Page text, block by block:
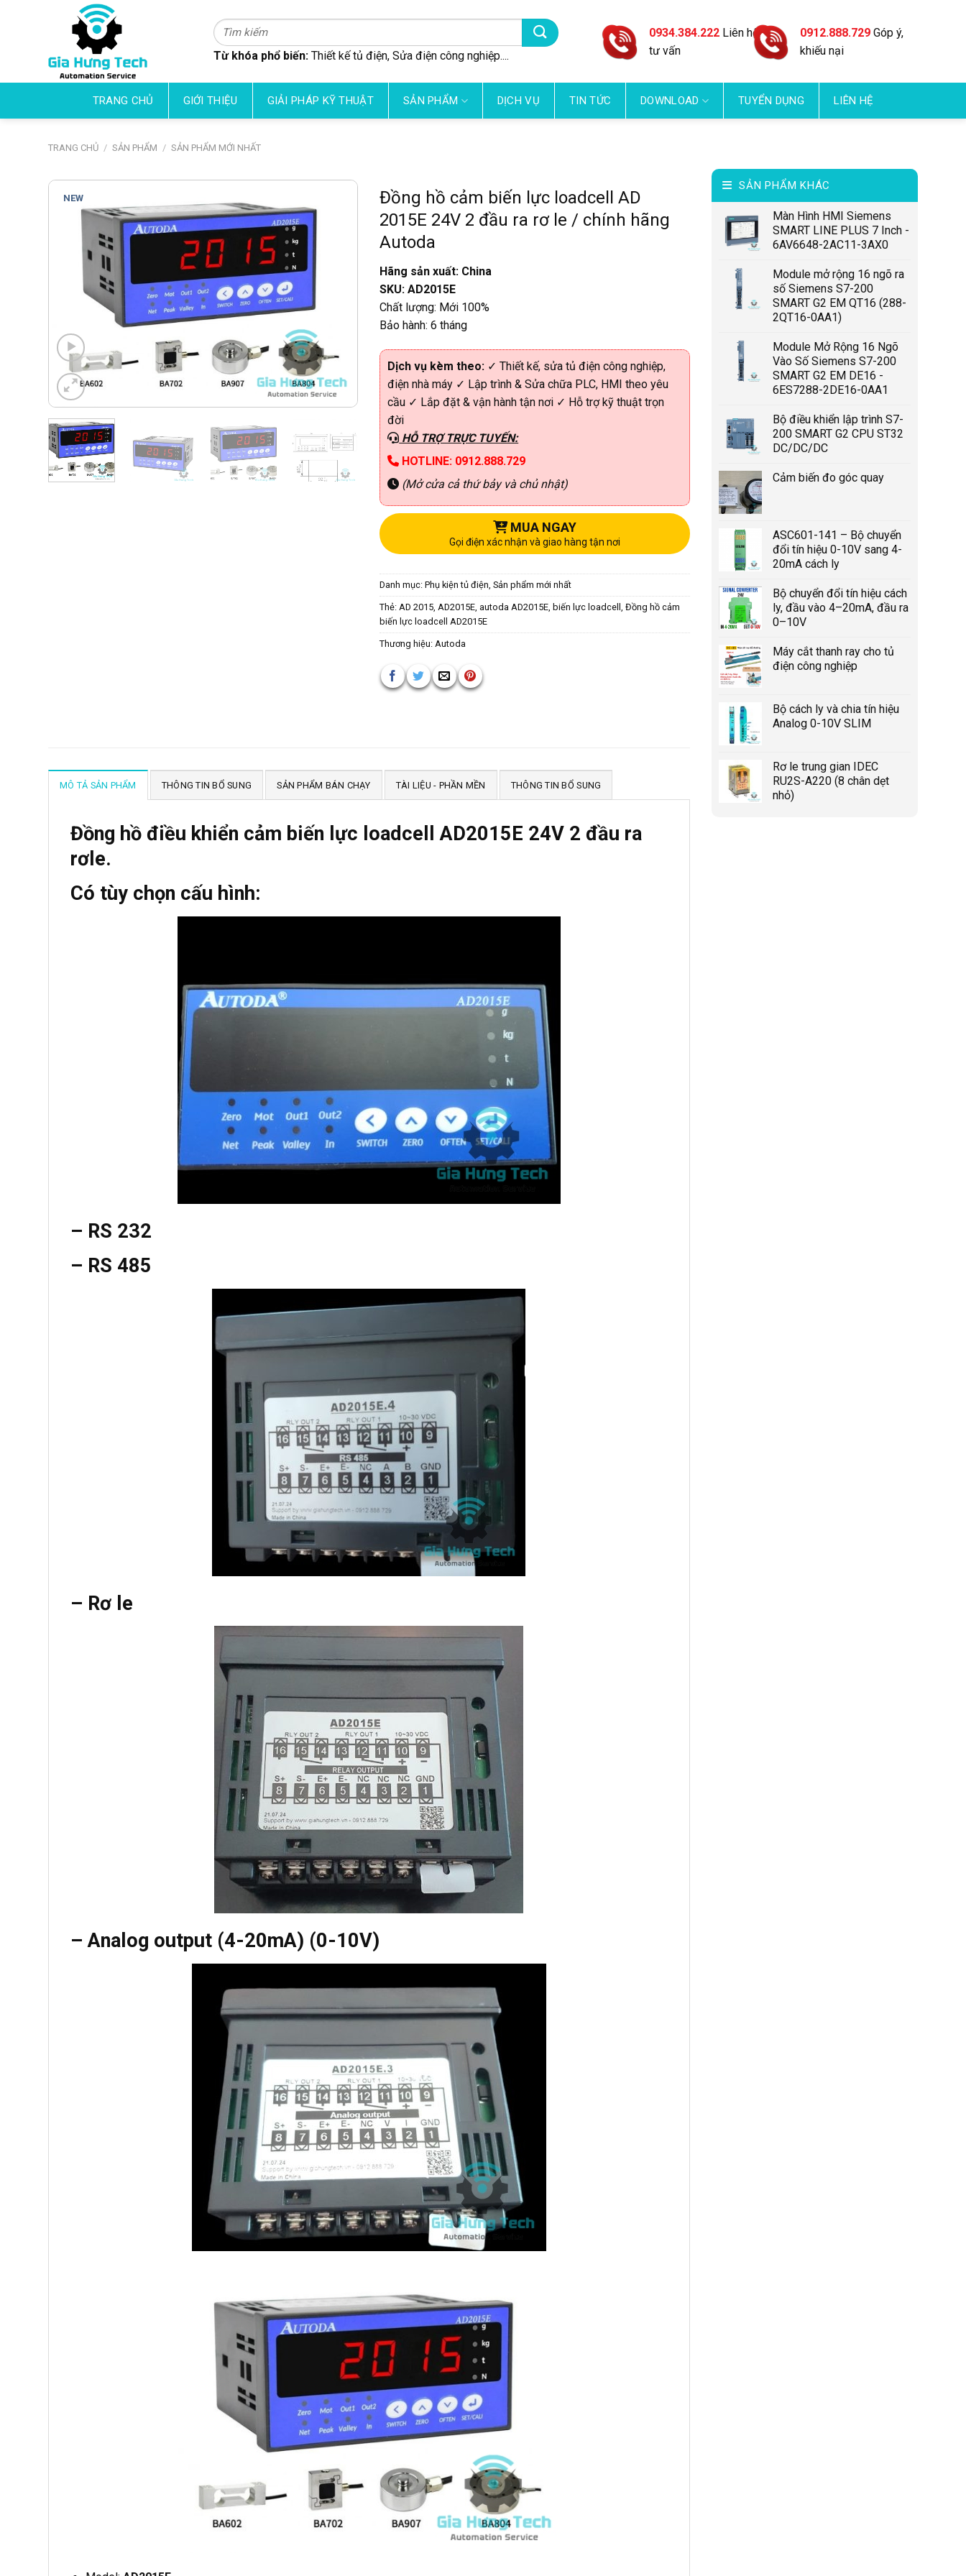
Tìm
kiếm:
Từ khóa phổ biến: Thiết kế tủ điện, Sửa điện công nghiệp....
0934.384.222 Liên hệ
tư vấn
0912.888.729 Góp ý,
khiếu nại
TRANG CHỦ GIỚI THIỆU GIẢI PHÁP KỸ THUẬT SẢN PHẨM DỊCH VỤ TIN TỨC DOWNLOAD TUYỂN DỤNG LIÊN HỆ
TRANG CHỦ / SẢN PHẨM / SẢN PHẨM MỚI NHẤT
SẢN PHẨM KHÁC
Màn Hình HMI Siemens
SMART LINE PLUS 7 Inch -
6AV6648-2AC11-3AX0
Module mở rộng 16 ngõ ra
số Siemens S7-200
SMART G2 EM QT16 (288-
2QT16-0AA1)
Module Mở Rộng 16 Ngõ
Vào Số Siemens S7-200
SMART G2 EM DE16 -
6ES7288-2DE16-0AA1
Bộ điều khiển lập trình S7-
200 SMART G2 CPU ST32
DC/DC/DC
Cảm biến đo góc quay
ASC601-141 – Bộ chuyển
đổi tín hiệu 0-10V sang 4-
20mA cách ly
Bộ chuyển đổi tín hiệu cách
ly, đầu vào 4–20mA, đầu ra
0–10V
Máy cắt thanh ray cho tủ
điện công nghiệp
Bộ cách ly và chia tín hiệu
Analog 0-10V SLIM
Rơ le trung gian IDEC
RU2S-A220 (8 chân dẹt
nhỏ)
NEW
Đồng hồ cảm biến lực loadcell AD
2015E 24V 2 đầu ra rơ le / chính hãng
Autoda
Hãng sản xuất: China
SKU: AD2015E
Chất lượng: Mới 100%
Bảo hành: 6 tháng
Dịch vụ kèm theo: ✓ Thiết kế, sửa tủ điện công nghiệp,
điện nhà máy ✓ Lập trình & Sửa chữa PLC, HMI theo yêu
cầu ✓ Lắp đặt & vận hành tận nơi ✓ Hỗ trợ kỹ thuật trọn
đời
HỖ TRỢ TRỰC TUYẾN:
HOTLINE: 0912.888.729
(Mở cửa cả thứ bảy và chủ nhật)
MUA NGAY
Gọi điện xác nhận và giao hàng tận nơi
Danh mục:Phụ kiện tủ điện ,Sản phẩm mới nhất
Thẻ: AD 2015 AD2015E ,autoda AD2015E biến lực loadcell ,Đồng hồ cảm
biến lực loadcell AD2015E
Thương hiệu: Autoda
MÔ TẢ SẢN PHẨM THÔNG TIN BỔ SUNG SẢN PHẨM BÁN CHẠY TÀI LIỆU - PHẦN MỀN THÔNG TIN BỔ SUNG
Đồng hồ điều khiển cảm biến lực loadcell AD2015E 24V 2 đầu ra
rơle.
Có tùy chọn cấu hình:
– RS 232
– RS 485
– Rơ le
– Analog output (4-20mA) (0-10V)